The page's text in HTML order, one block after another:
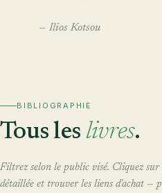
— Ilios Kotsou
BIBLIOGRAPHIE
Tous les livres.
Filtrez selon le public visé. Cliquez
détaillée et trouver les liens d'achat —